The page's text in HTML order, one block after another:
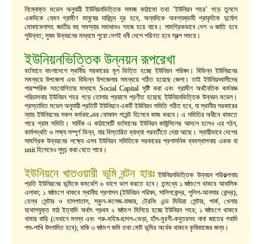
নিম্নোক্ত মডেল অনুযায়ী ইউনিয়নভিত্তিক সমাজ কাঠামো তথা ‘ইউনিয়ন শহর’ গড়ে তুললে
একদিকে যেমন গ্রামীণ মানুষের দারিদ্র্য দূর হবে, অন্যদিকে অবশ্যম্ভাবী প্রাকৃতিক দুর্যোগ
মোকাবেলাসহ জাতীয় বহু সমস্যার সমাধানও সহজ হয়ে যাবে। সামগ্রিকভাবে দেশ ও জাতি হবে
সুউন্নত; সুষম উন্নয়নের মাধ্যমে পুরো দেশই ধনী দেশে পরিণত হবে স্বল্প সময়ে।
ইউনিয়নভিত্তিক উন্নয়ন রূপরেখা
বর্তমানে বাংলাদেশে স্থানীয় সরকারের মূল ভিত্তি হচ্ছে ইউনিয়ন পরিষদ। বিভিন্ন ইউনিয়নের
সমন্বয়ে উপজেলা এবং বিভিন্ন উপজেলার সমন্বয়ে গঠিত হয়েছে জেলা। তাই ইউনিয়নবাসীদের
পারস্পরিক সহযোগিতার মাধ্যমে Social Capital সৃষ্টি করা এবং গ্রামীণ অর্থনৈতিক কর্মযজ্ঞ
পরিচালনায় ইউনিয়ন শহর গড়ে তোলার প্রয়াসে প্রণীত হয়েছে ইউনিয়নভিত্তিক উন্নয়ন মডেল।
প্রস্তাবিত মডেল অনুযায়ী প্রতিটি ইউনিয়নে একটি ইউনিয়ন সমিতি গঠিত হবে, যা স্থানীয় সরকারের
ন্যায় ইউনিয়নের সকল কর্মকাণ্ডের ফোকাল পয়েন্ট হিসেবে কাজ করবে। এ সমিতির অধীনে থাকতে
পারে গ্রাম সমিতি। সার্বিক এ কাঠামোটি বর্তমানের ইউনিয়ন কাউন্সিলের আদলে হলেও এর গঠন,
কার্যপদ্ধতি ও লক্ষ্য সম্পূর্ণ ভিন্ন, যার বিস্তারিত ব্যাখ্যা পরবর্তীতে দেয়া আছে। স্থায়ীভাবে দেশের
সামগ্রিক উন্নয়নের লক্ষ্যে এসব ইউনিয়ন সমিতিকে সরকারের প্রশাসনিক ব্যবস্থাপনার একক বা
unit হিসেবেও সুদৃঢ় করা যেতে পারে।
ইউনিয়নে খাতওয়ারী ভূমি বন্টন হারঃইউনিয়নভিত্তিক উন্নয়ন পরিকল্পনায়
প্রতি ইউনিয়নের ভূমিকে কমবেশি ৬ ভাগে ভাগ করতে হবে। তন্মধ্যে ১ ষষ্ঠাংশে থাকবে আবাসিক
এলাকা; ১ ষষ্ঠাংশে থাকবে স্থানীয় প্রশাসন (ইউনিয়ন পরিষদ, সালিশকেন্দ্র, পুলিশ-আনসার কেন্দ্র),
হেল্থ সেন্টার ও হাসপাতাল, স্কুল-কলেজ-বাজার, ট্রেনিং এন্ড মিডিয়া সেন্টার, পার্ক, খেলার
যথোপযুক্ত মাঠ ইত্যাদি অর্থাৎ প্রথম ২ ষষ্ঠাংশ মিলিয়ে হচ্ছে ইউনিয়ন শহর; ১ ষষ্ঠাংশে থাকবে
খামার বাড়ি (যেখানে মৎস্য এবং গরু-মহিষ-ছাগল-ভেড়া, হাঁস-মুরগী-কবুতরসহ নানা জাতের গবাদি
পশু-পাখি উৎপাদিত হবে); বাকি ৩ ষষ্ঠাংশ জমি তথা মোট ভূমির অর্ধেক থাকবে কৃষিকাজের জন্য।